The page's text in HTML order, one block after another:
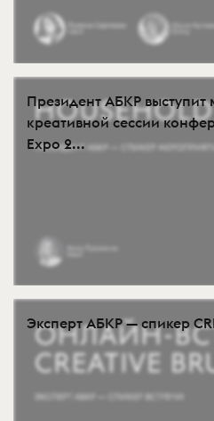
Президент АБКР
креативной сессии
Expo 2...
Эксперт АБКР — спикер